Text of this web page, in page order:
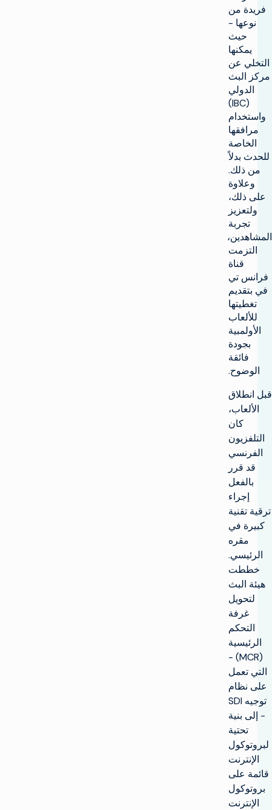
فريدة من
نوعها -
حيث
يمكنها
التخلي عن
مركز البث
الدولي
(IBC)
واستخدام
مرافقها
الخاصة
للحدث بدلاً
من ذلك.
وعلاوة
على ذلك،
ولتعزيز
تجربة
المشاهدين،
التزمت
قناة
فرانس تي
في بتقديم
تغطيتها
للألعاب
الأولمبية
بجودة
فائقة
الوضوح.
قبل انطلاق
الألعاب،
كان
التلفزيون
الفرنسي
قد قرر
بالفعل
إجراء
ترقية تقنية
كبيرة في
مقره
الرئيسي.
خططت
هيئة البث
لتحويل
غرفة
التحكم
الرئيسية
(MCR) -
التي تعمل
على نظام
توجيه SDI
- إلى بنية
تحتية
لبروتوكول
الإنترنت
قائمة على
بروتوكول
الإنترنت